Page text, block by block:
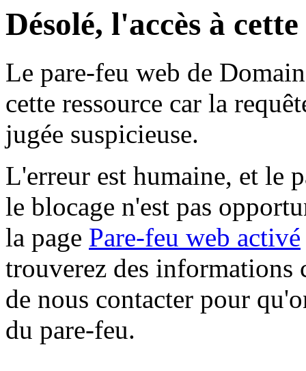
Désolé, l'accès à
Le pare-feu web de
cette ressource car la
jugée suspicieuse.
L'erreur est humaine, et le
le blocage n'est pas
la page Pare-feu web activé
trouverez des informations
de nous contacter pour
du pare-feu.